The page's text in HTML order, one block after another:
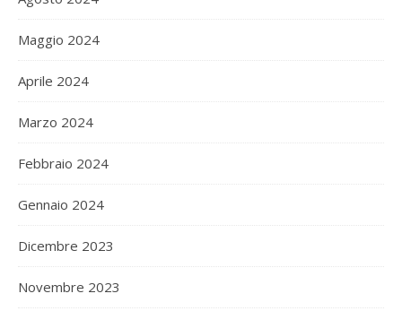
Maggio 2024
Aprile 2024
Marzo 2024
Febbraio 2024
Gennaio 2024
Dicembre 2023
Novembre 2023